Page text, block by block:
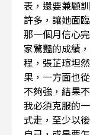
表，還要兼顧
許多，讓她面
那一個月信心
家驚豔的成績
程，張芷瑄坦
果，一方面也
不夠強，結果
我必須克服的
式走，至少以